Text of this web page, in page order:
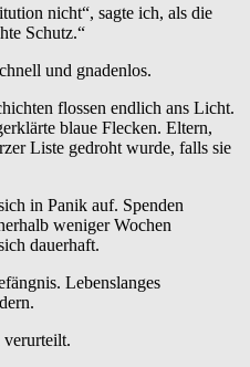
nicht“, sagte ich, als die
Schutz.“
und gnadenlos.
flossen endlich ans Licht.
blaue Flecken. Eltern,
Liste gedroht wurde, falls sie
in Panik auf. Spenden
weniger Wochen
dauerhaft.
Lebenslanges
verurteilt.